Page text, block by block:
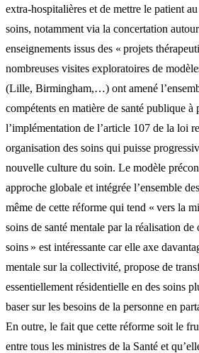
extra-hospitalières et de mettre le patient
soins, notamment via la concertation
enseignements issus des « projets
nombreuses visites exploratoires de
(Lille, Birmingham,…) ont amené
compétents en matière de santé publique à
l’implémentation de l’article 107 de la loi
organisation des soins qui puisse
nouvelle culture du soin. Le modèle
approche globale et intégrée l’ensemble
même de cette réforme qui tend « vers la
soins de santé mentale par la réalisation de
soins » est intéressante car elle axe
mentale sur la collectivité, propose de
essentiellement résidentielle en des soins
baser sur les besoins de la personne en
En outre, le fait que cette réforme soit le
entre tous les ministres de la Santé et